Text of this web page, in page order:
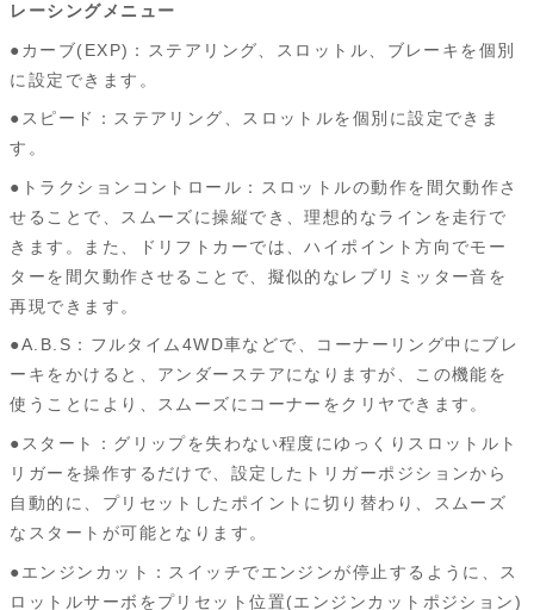
レーシングメニュー
●カーブ(EXP)：ステアリング、スロットル、ブレーキを個別
に設定できます。
●スピード：ステアリング、スロットルを個別に設定できま
す。
●トラクションコントロール：スロットルの動作を間欠動作さ
せることで、スムーズに操縦でき、理想的なラインを走行で
きます。また、ドリフトカーでは、ハイポイント方向でモー
ターを間欠動作させることで、擬似的なレブリミッター音を
再現できます。
●A.B.S：フルタイム4WD車などで、コーナーリング中にブレ
ーキをかけると、アンダーステアになりますが、この機能を
使うことにより、スムーズにコーナーをクリヤできます。
●スタート：グリップを失わない程度にゆっくりスロットルト
リガーを操作するだけで、設定したトリガーポジションから
自動的に、プリセットしたポイントに切り替わり、スムーズ
なスタートが可能となります。
●エンジンカット：スイッチでエンジンが停止するように、ス
ロットルサーボをプリセット位置(エンジンカットポジション)